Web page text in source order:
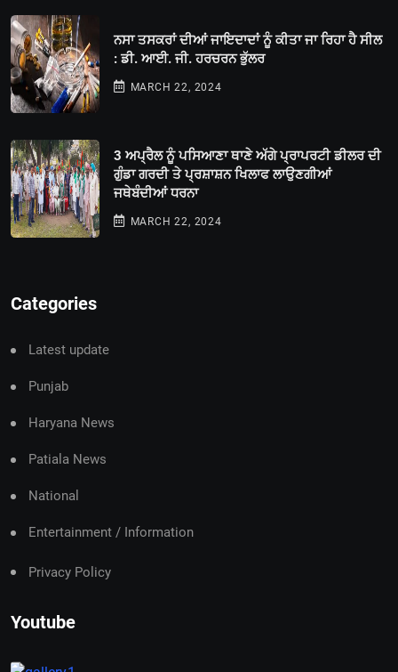
ਨਸਾ ਤਸਕਰਾਂ ਦੀਆਂ ਜਾਇਦਾਦਾਂ ਨੂੰ ਕੀਤਾ ਜਾ ਰਿਹਾ ਹੈ ਸੀਲ
: ਡੀ. ਆਈ. ਜੀ. ਹਰਚਰਨ ਭੁੱਲਰ
MARCH 22, 2024
3 ਅਪ੍ਰੈਲ ਨੂੰ ਪਸਿਆਣਾ ਥਾਣੇ ਅੱਗੇ ਪ੍ਰਾਪਰਟੀ ਡੀਲਰ ਦੀ
ਗੁੰਡਾ ਗਰਦੀ ਤੇ ਪ੍ਰਸ਼ਾਸ਼ਨ ਖਿਲਾਫ ਲਾਉਣਗੀਆਂ
ਜਥੇਬੰਦੀਆਂ ਧਰਨਾ
MARCH 22, 2024
Categories
Latest update
Punjab
Haryana News
Patiala News
National
Entertainment / Information
Privacy Policy
Youtube